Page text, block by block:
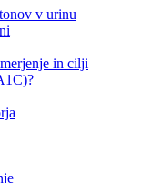
v urinu
in cilji